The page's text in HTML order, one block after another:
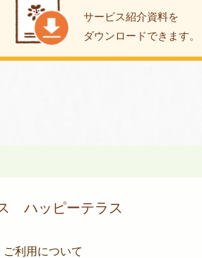
サービス紹介資料を
ダウンロードできます。
ハッピーテラス
ご利用について